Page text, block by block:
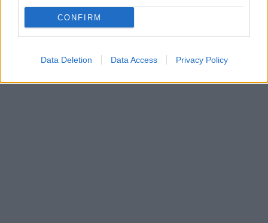
CONFIRM
Data Deletion Data Access Privacy Policy
In evidenza